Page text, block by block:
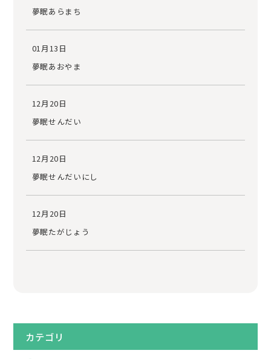
夢眠あらまち
01月13日
夢眠あおやま
12月20日
夢眠せんだい
12月20日
夢眠せんだいにし
12月20日
夢眠たがじょう
カテゴリ